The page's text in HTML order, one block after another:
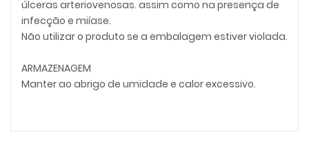
úlceras arteriovenosas. assim como na presença de
infecção e miíase.
Não utilizar o produto se a embalagem estiver violada.
ARMAZENAGEM
Manter ao abrigo de umidade e calor excessivo.